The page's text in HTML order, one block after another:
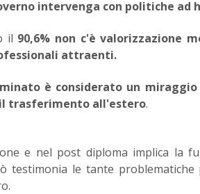
intervenga con politiche ad
il 90,6% non c'è valorizzazione
attraenti.
è considerato un
trasferimento all'estero.
e nel post diploma implica la
testimonia le tante